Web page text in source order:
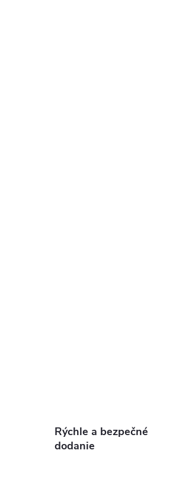
Rýchle a bezpečné
dodanie